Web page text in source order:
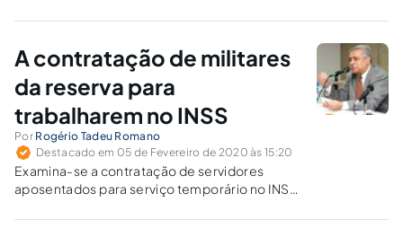
visto que tal instituto possui uma significativa
A contratação de militares
da reserva para
trabalharem no INSS
Por Rogério Tadeu Romano
Destacado em 05 de Fevereiro de 2020 às 15:20
Examina-se a contratação de servidores
aposentados para serviço temporário no INSS.
militares, mas a proposta foi alvo de críticas do